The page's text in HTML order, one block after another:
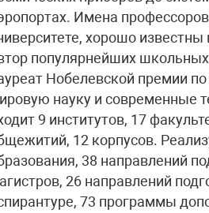
Имена
хорошо
популярнейших
Нобелевской премии
науку и современные
9 институтов, 17
12 корпусов.
38 направлений
26 направлений
73 программы